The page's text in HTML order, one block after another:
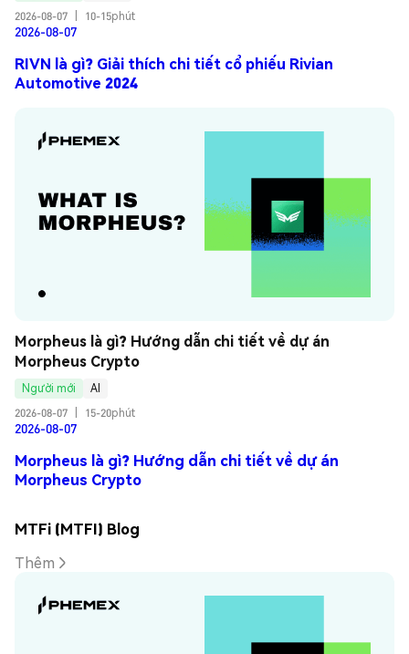
2026-08-07
10-15phút
2026-08-07
RIVN là gì? Giải thích chi tiết cổ phiếu Rivian
Automotive 2024
Morpheus là gì? Hướng dẫn chi tiết về dự án
Morpheus Crypto
Người mới
AI
2026-08-07
15-20phút
2026-08-07
Morpheus là gì? Hướng dẫn chi tiết về dự án
Morpheus Crypto
MTFi (MTFI) Blog
Thêm